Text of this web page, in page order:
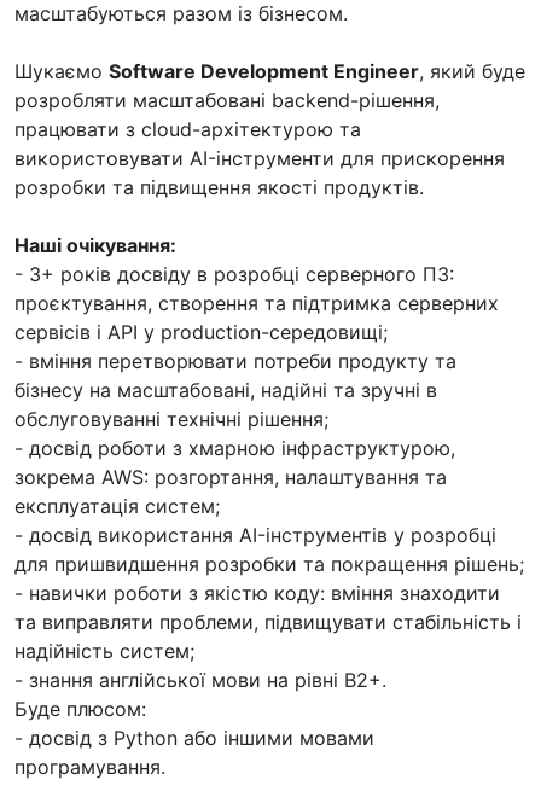
масштабуються разом із бізнесом.
Шукаємо Software Development Engineer, який буде
розробляти масштабовані backend-рішення,
працювати з cloud-архітектурою та
використовувати AI-інструменти для прискорення
розробки та підвищення якості продуктів.
Наші очікування:
- 3+ років досвіду в розробці серверного ПЗ:
проєктування, створення та підтримка серверних
сервісів і API у production-середовищі;
- вміння перетворювати потреби продукту та
бізнесу на масштабовані, надійні та зручні в
обслуговуванні технічні рішення;
- досвід роботи з хмарною інфраструктурою,
зокрема AWS: розгортання, налаштування та
експлуатація систем;
- досвід використання AI-інструментів у розробці
для пришвидшення розробки та покращення рішень;
- навички роботи з якістю коду: вміння знаходити
та виправляти проблеми, підвищувати стабільність і
надійність систем;
- знання англійської мови на рівні В2+.
Буде плюсом:
- досвід з Python або іншими мовами
програмування.